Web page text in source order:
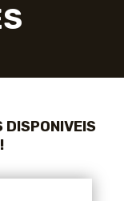
DISPONIVEIS